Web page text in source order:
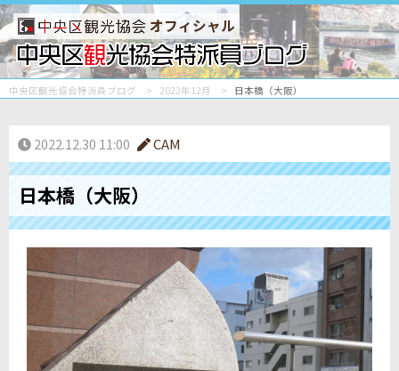
オフィシャル
中央区観光協会特派員ブログ 2022年12月 日本橋（大阪）
2022.12.30 11:00 CAM
日本橋（大阪）